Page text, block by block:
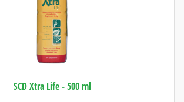
SCD Xtra Life - 500 ml